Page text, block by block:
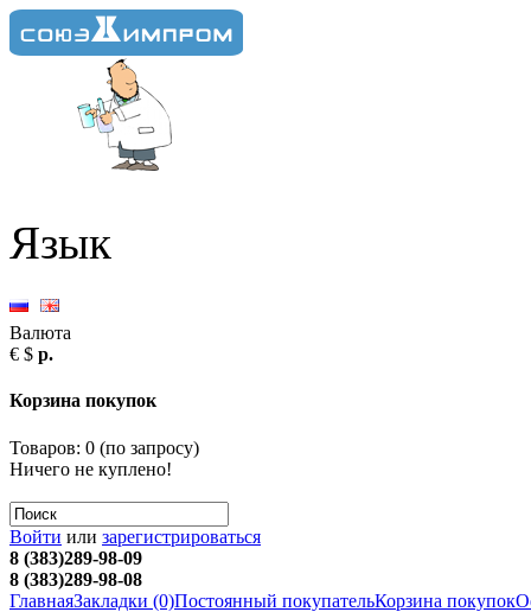
Язык
Валюта
€ $ р.
Корзина покупок
Товаров: 0 (по запросу)
Ничего не куплено!
Войти или зарегистрироваться
8 (383)289-98-09
8 (383)289-98-08
ГлавнаяЗакладки (0)Постоянный покупательКорзина покупок